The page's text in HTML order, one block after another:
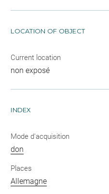
LOCATION OF OBJECT
Current location
non exposé
INDEX
Mode d'acquisition
don
Places
Allemagne